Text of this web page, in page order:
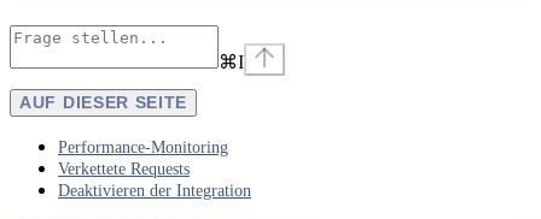
⌘I
AUF DIESER SEITE
Performance-Monitoring
Verkettete Requests
Deaktivieren der Integration